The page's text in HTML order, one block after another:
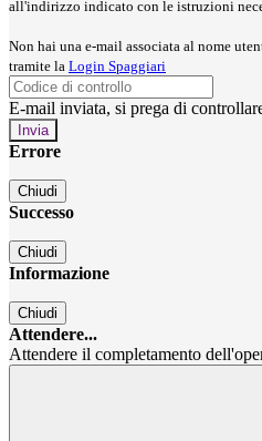
all'indirizzo indicato con le istruzioni
Non hai una e-mail associata al nome
tramite la Login Spaggiari
E-mail inviata, si prega di
Errore
Chiudi
Successo
Chiudi
Informazione
Chiudi
Attendere...
Attendere il completamento